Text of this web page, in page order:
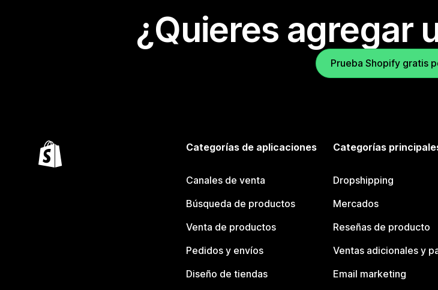
¿Quieres agregar
Prueba Shopify gratis
Categorías de aplicaciones
Canales de venta
Búsqueda de productos
Venta de productos
Pedidos y envíos
Diseño de tiendas
Categorías
Dropshipping
Mercados
Reseñas de producto
Ventas adicionales y
Email marketing